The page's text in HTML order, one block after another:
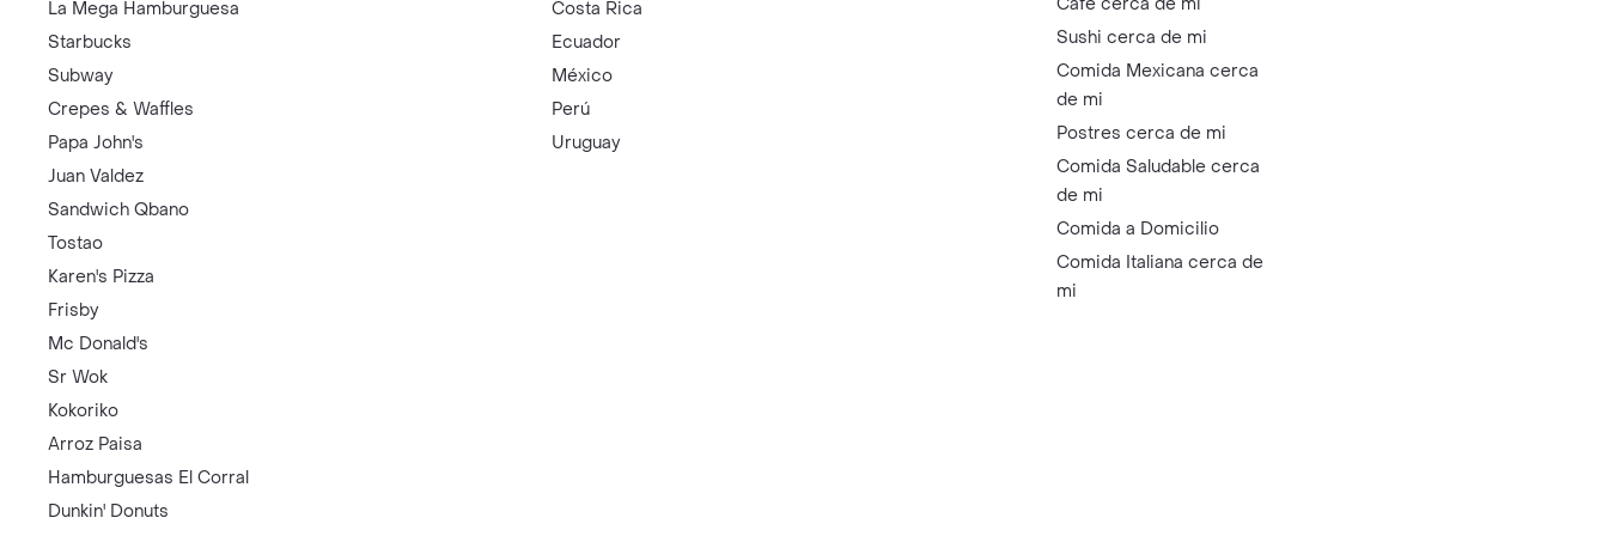
La Mega Hamburguesa
Starbucks
Subway
Crepes & Waffles
Papa John's
Juan Valdez
Sandwich Qbano
Tostao
Karen's Pizza
Frisby
Mc Donald's
Sr Wok
Kokoriko
Arroz Paisa
Hamburguesas El Corral
Dunkin' Donuts
Costa Rica
Ecuador
México
Perú
Uruguay
Sushi cerca de mi
Comida Mexicana cerca
de mi
Postres cerca de mi
Comida Saludable cerca
de mi
Comida a Domicilio
Comida Italiana cerca de
mi